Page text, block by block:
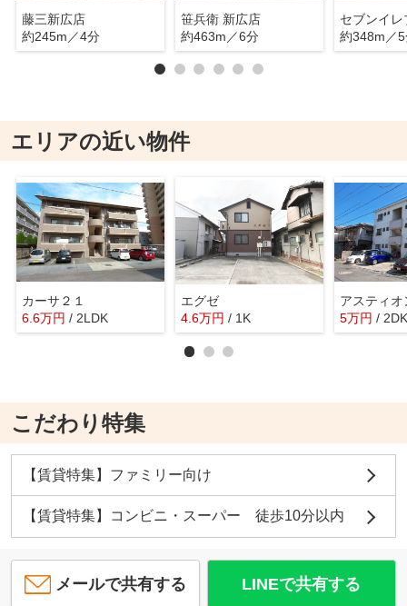
藤三新広店
約245m／4分
笹兵衛 新広店
約463m／6分
約348m／
エリアの近い物件
カーサ２１
6.6万円 / 2LDK
エグゼ
4.6万円 / 1K
アスティオ
5万円 / 2DK
こだわり特集
【賃貸特集】ファミリー向け
【賃貸特集】コンビニ・スーパー 徒歩10分以内
メールで共有する LINEで共有する